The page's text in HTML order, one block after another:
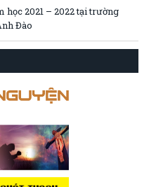
học 2021 – 2022 tại trường
Đào